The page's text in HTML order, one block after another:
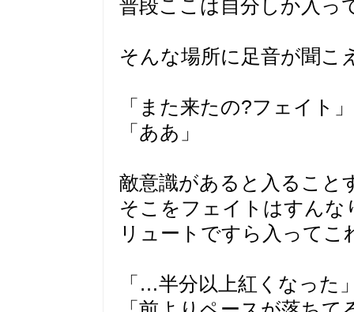
普段ここは自分しか入っ
そんな場所に足音が聞こ
「また来たの?フェイト」
「ああ」
敵意識があると入ること
そこをフェイトはすんな
リュートですら入って
「…半分以上紅くなった